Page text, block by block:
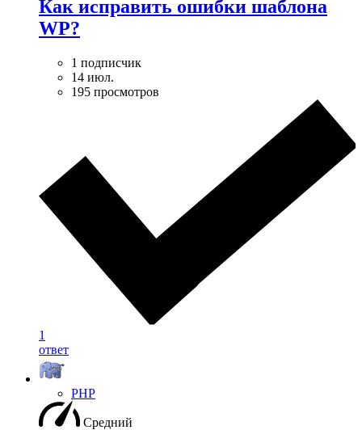
Как исправить ошибки шаблона
WP?
1 подписчик
14 июл.
195 просмотров
1
ответ
PHP
Средний